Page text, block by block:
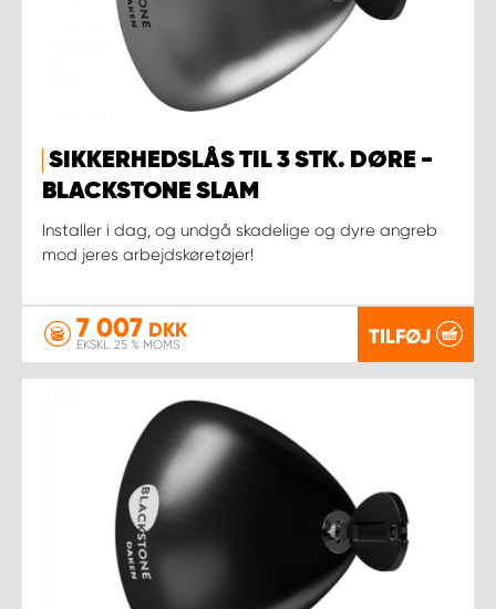
SIKKERHEDSLÅS TIL 3 STK. DØRE -
BLACKSTONE SLAM
Installer i dag, og undgå skadelige og dyre angreb
mod jeres arbejdskøretøjer!
7 007 DKK
EKSKL. 25 % MOMS TILFØJ